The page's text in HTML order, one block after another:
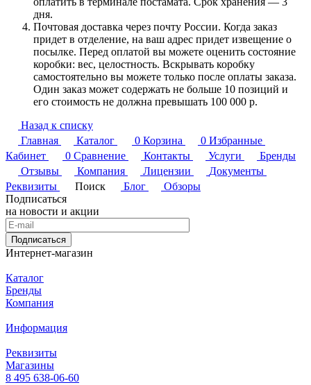
дня.
Почтовая доставка через почту России. Когда заказ
придет в отделение, на ваш адрес придет извещение о
посылке. Перед оплатой вы можете оценить состояние
коробки: вес, целостность. Вскрывать коробку
самостоятельно вы можете только после оплаты заказа.
Один заказ может содержать не больше 10 позиций и
его стоимость не должна превышать 100 000 р.
Назад к списку
Главная
Каталог 0 Корзина 0 Избранные
Кабинет
0 Сравнение Контакты Услуги
Бренды
Отзывы
Компания Лицензии
Документы
Реквизиты
Поиск Блог
Обзоры
Подписаться
на новости и акции
Подписаться
Интернет-магазин
Каталог
Бренды
Компания
Информация
Реквизиты
Магазины
8 495 638-06-60